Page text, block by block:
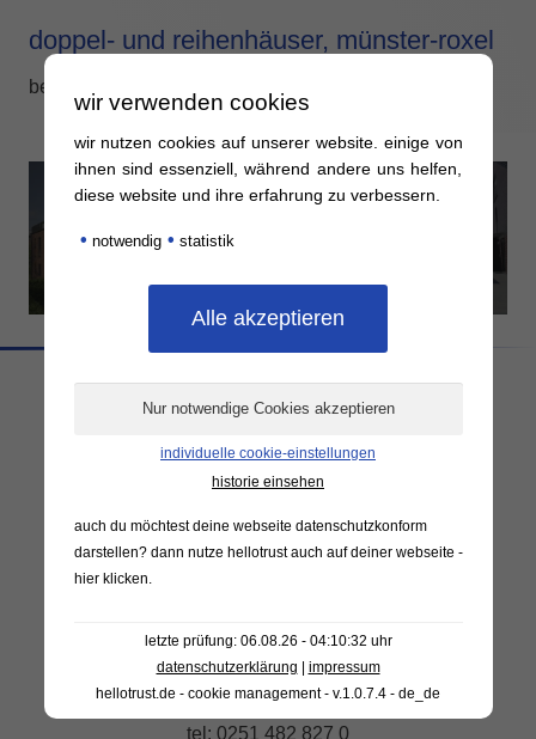
doppel- und reihenhäuser, münster-roxel
beschreibung erfolgt in kürze
wohn- und
münster-
48147 münster
tel: 0251 482 827 0
wir verwenden cookies
wir nutzen cookies auf unserer website. einige von
ihnen sind essenziell, während andere uns helfen,
diese website und ihre erfahrung zu verbessern.
• notwendig • statistik
individuelle cookie-einstellungen
historie einsehen
auch du möchtest deine webseite datenschutzkonform
darstellen? dann nutze hellotrust auch auf deiner webseite -
hier klicken.
letzte prüfung: 06.08.26 - 04:10:32 uhr
datenschutzerklärung
impressum
hellotrust.de - cookie management - v.1.0.7.4 - de_de